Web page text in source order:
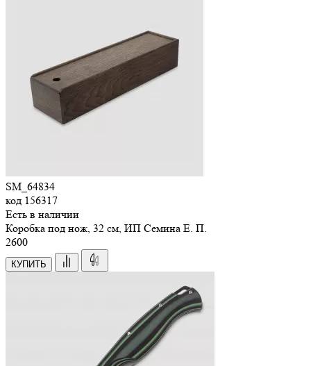
SM_64834
код 156317
Есть в наличии
Коробка под нож, 32 см, ИП Семина Е. П.
2600
КУПИТЬ